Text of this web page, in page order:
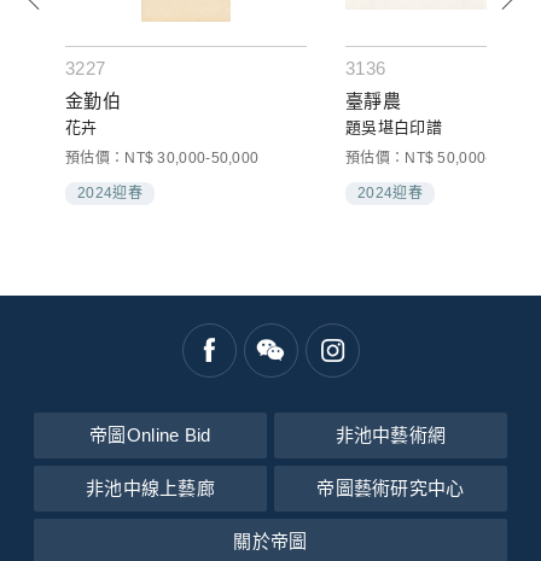
3227
金勤伯
花卉
預估價：NT$ 30,000-50,000
2024迎春
3136
臺靜農
題吳堪白印譜
預估價：NT$ 50,000-80,000
2024迎春
帝圖Online Bid 非池中藝術網
非池中線上藝廊 帝圖藝術研究中心
關於帝圖